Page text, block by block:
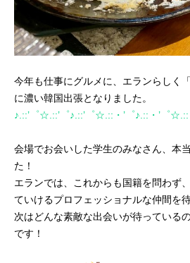
今年も仕事にグルメに、エランらしく
に濃い韓国出張となりました。
♪.::’゜☆.::’゜♪.::’゜☆.::・’゜♪.::・’゜☆.::
会場でお会いした学生のみなさん、本
た！
エランでは、これからも国籍を問わず
ていけるプロフェッショナルな仲間を
次はどんな素敵な出会いが待っている
です！